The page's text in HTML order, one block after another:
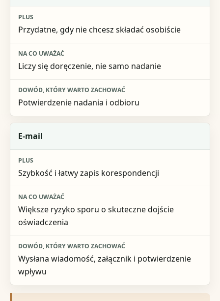
Przydatne, gdy nie chcesz składać osobiście
Liczy się doręczenie, nie samo nadanie
Potwierdzenie nadania i odbioru
E-mail
Szybkość i łatwy zapis korespondencji
Większe ryzyko sporu o skuteczne dojście
oświadczenia
Wysłana wiadomość, załącznik i potwierdzenie
wpływu